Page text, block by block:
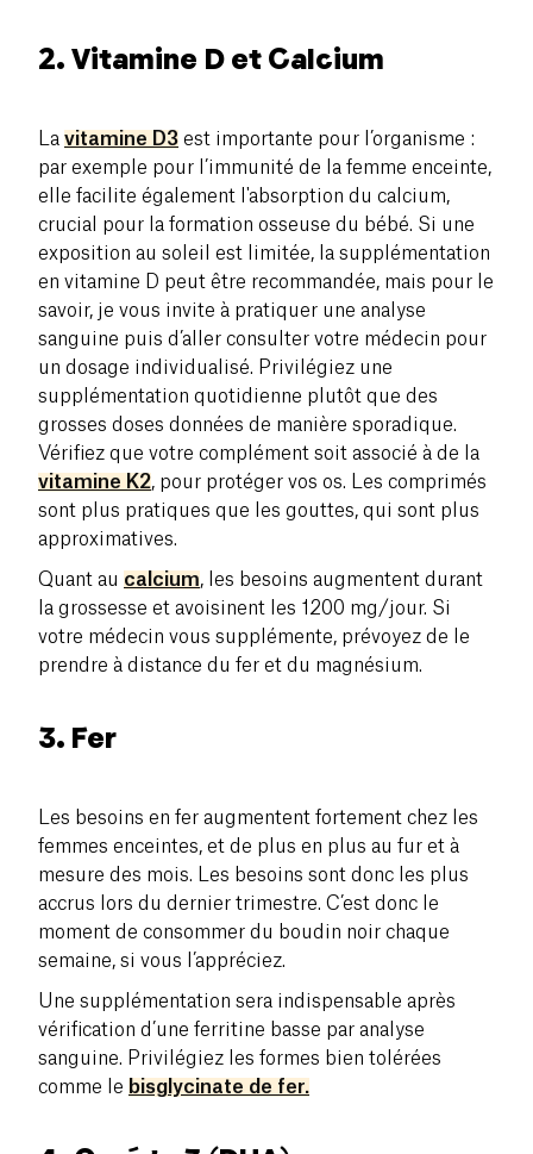
2. Vitamine D et Calcium
La vitamine D3 est importante pour l’organisme :
par exemple pour l’immunité de la femme enceinte,
elle facilite également l'absorption du calcium,
crucial pour la formation osseuse du bébé. Si une
exposition au soleil est limitée, la supplémentation
en vitamine D peut être recommandée, mais pour le
savoir, je vous invite à pratiquer une analyse
sanguine puis d’aller consulter votre médecin pour
un dosage individualisé. Privilégiez une
supplémentation quotidienne plutôt que des
grosses doses données de manière sporadique.
Vérifiez que votre complément soit associé à de la
vitamine K2, pour protéger vos os. Les comprimés
sont plus pratiques que les gouttes, qui sont plus
approximatives.
Quant au calcium, les besoins augmentent durant
la grossesse et avoisinent les 1200 mg/jour. Si
votre médecin vous supplémente, prévoyez de le
prendre à distance du fer et du magnésium.
3. Fer
Les besoins en fer augmentent fortement chez les
femmes enceintes, et de plus en plus au fur et à
mesure des mois. Les besoins sont donc les plus
accrus lors du dernier trimestre. C’est donc le
moment de consommer du boudin noir chaque
semaine, si vous l’appréciez.
Une supplémentation sera indispensable après
vérification d’une ferritine basse par analyse
sanguine. Privilégiez les formes bien tolérées
comme le bisglycinate de fer.